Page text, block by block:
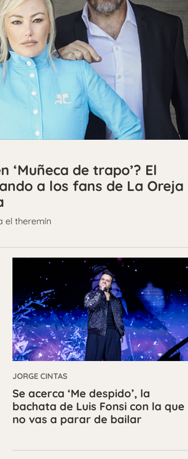
‘Muñeca de trapo’? El
a los fans de La Oreja
el theremín
JORGE CINTAS
Se acerca ‘Me despido’, la
bachata de Luis Fonsi con la que
no vas a parar de bailar